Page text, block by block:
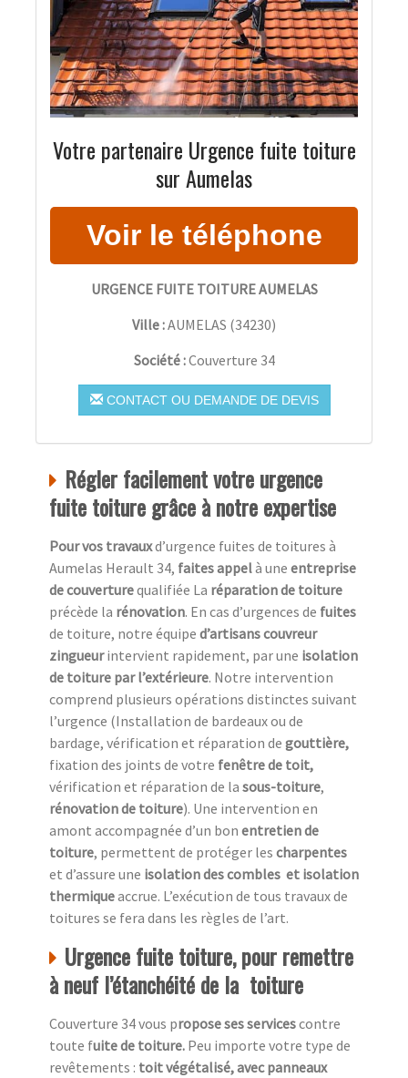
Votre partenaire Urgence fuite toiture
sur Aumelas
URGENCE FUITE TOITURE AUMELAS
Ville :AUMELAS (34230)
Société :Couverture 34
CONTACT OU DEMANDE DE DEVIS
Régler facilement votre urgence
fuite toiture grâce à notre expertise
Pour vos travauxd’urgence fuites de toitures à
Aumelas Herault 34, faites appelà une entreprise
de couverturequalifiée La réparation de toiture
précède la rénovation. En cas d’urgences de fuites
de toiture, notre équipe d’artisans couvreur
zingueurintervient rapidement, par une isolation
de toiture par l’extérieure. Notre intervention
comprend plusieurs opérations distinctes suivant
l’urgence (Installation de bardeaux ou de
bardage, vérification et réparation de gouttière,
fixation des joints de votre fenêtre de toit,
vérification et réparation de la sous-toiture,
rénovation de toiture). Une intervention en
amont accompagnée d’un bon entretien de
toiture, permettent de protéger les charpentes
et d’assure une isolation des combles et isolation
thermiqueaccrue. L’exécution de tous travaux de
toitures se fera dans les règles de l’art.
Urgence fuite toiture, pour remettre
à neuf l’étanchéité de la toiture
Couverture 34 vous propose ses servicescontre
toute fuite de toiture. Peu importe votre type de
revêtements : toit végétalisé, avec panneaux